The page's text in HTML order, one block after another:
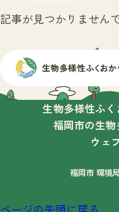
記事が見つかりません
生物多様性ふく
福岡市の生
ウェ
福岡市 環境